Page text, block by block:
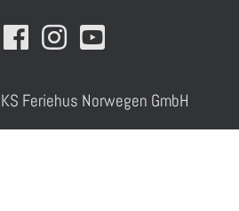
Feriehus Norwegen GmbH